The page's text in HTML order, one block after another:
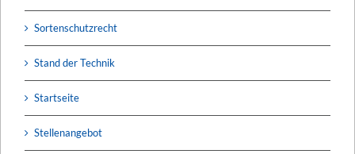
Sortenschutzrecht
Stand der Technik
Startseite
Stellenangebot